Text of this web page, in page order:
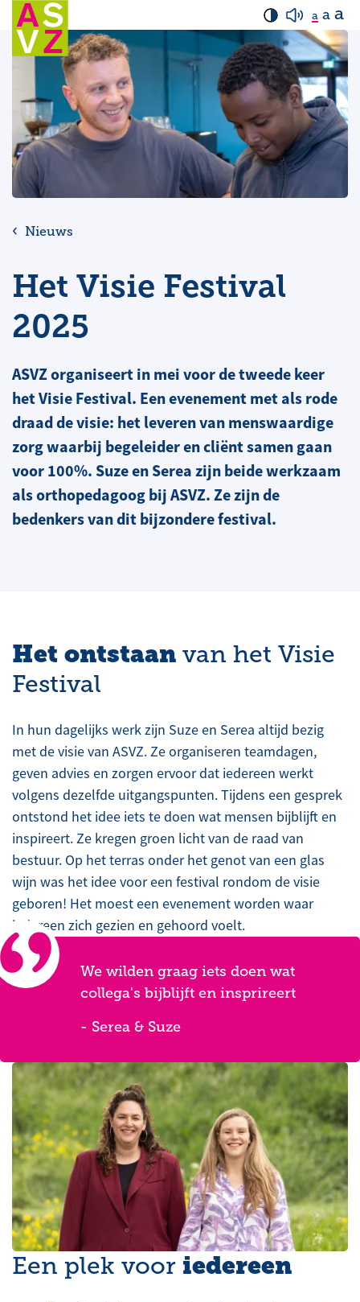
a a a
Nieuws
Het Visie Festival
2025
ASVZ organiseert in mei voor de tweede keer
het Visie Festival. Een evenement met als rode
draad de visie: het leveren van menswaardige
zorg waarbij begeleider en cliënt samen gaan
voor 100%. Suze en Serea zijn beide werkzaam
als orthopedagoog bij ASVZ. Ze zijn de
bedenkers van dit bijzondere festival.
Het ontstaan van het Visie
Festival
In hun dagelijks werk zijn Suze en Serea altijd bezig
met de visie van ASVZ. Ze organiseren teamdagen,
geven advies en zorgen ervoor dat iedereen werkt
volgens dezelfde uitgangspunten. Tijdens een gesprek
ontstond het idee iets te doen wat mensen bijblijft en
inspireert. Ze kregen groen licht van de raad van
bestuur. Op het terras onder het genot van een glas
wijn was het idee voor een festival rondom de visie
geboren! Het moest een evenement worden waar
iedereen zich gezien en gehoord voelt.
We wilden graag iets doen wat
collega's bijblijft en insprireert
- Serea & Suze
Een plek voor iedereen